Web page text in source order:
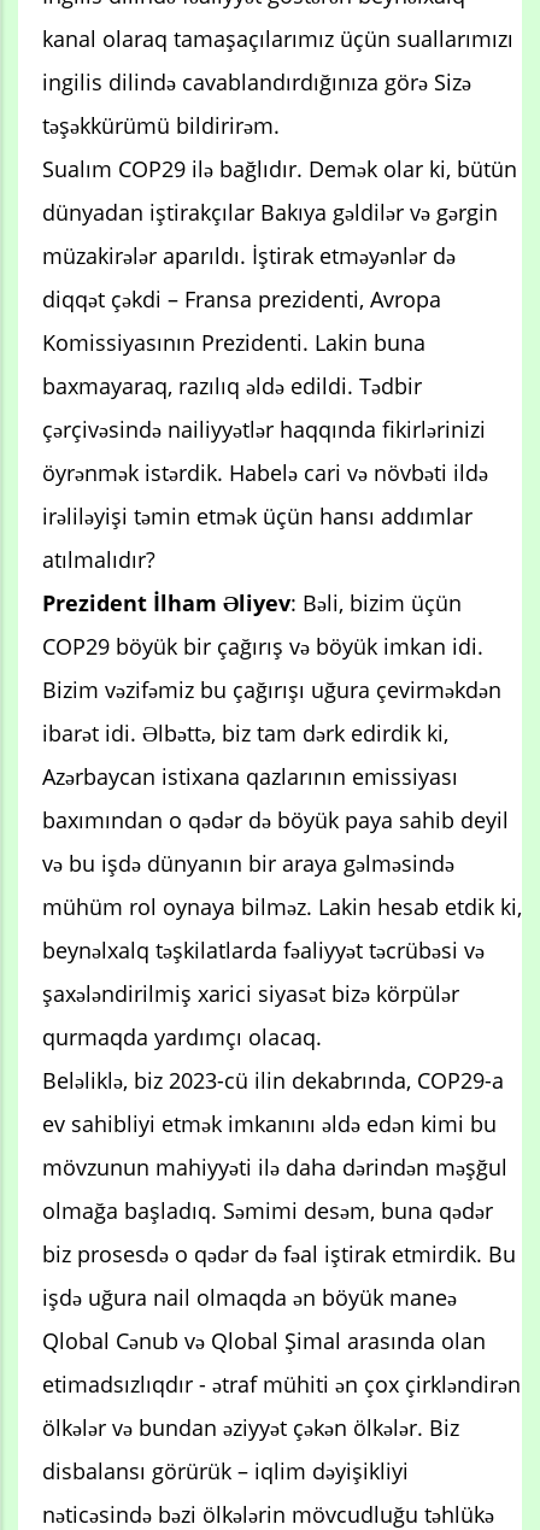
kanal olaraq tamaşaçılarımız üçün suallarımızı
ingilis dilində cavablandırdığınıza görə Sizə
təşəkkürümü bildirirəm.
Sualım COP29 ilə bağlıdır. Demək olar ki, bütün
dünyadan iştirakçılar Bakıya gəldilər və gərgin
müzakirələr aparıldı. İştirak etməyənlər də
diqqət çəkdi – Fransa prezidenti, Avropa
Komissiyasının Prezidenti. Lakin buna
baxmayaraq, razılıq əldə edildi. Tədbir
çərçivəsində nailiyyətlər haqqında fikirlərinizi
öyrənmək istərdik. Habelə cari və növbəti ildə
irəliləyişi təmin etmək üçün hansı addımlar
atılmalıdır?
Prezident İlham Əliyev: Bəli, bizim üçün
COP29 böyük bir çağırış və böyük imkan idi.
Bizim vəzifəmiz bu çağırışı uğura çevirməkdən
ibarət idi. Əlbəttə, biz tam dərk edirdik ki,
Azərbaycan istixana qazlarının emissiyası
baxımından o qədər də böyük paya sahib deyil
və bu işdə dünyanın bir araya gəlməsində
mühüm rol oynaya bilməz. Lakin hesab etdik ki,
beynəlxalq təşkilatlarda fəaliyyət təcrübəsi və
şaxələndirilmiş xarici siyasət bizə körpülər
qurmaqda yardımçı olacaq.
Beləliklə, biz 2023-cü ilin dekabrında, COP29-a
ev sahibliyi etmək imkanını əldə edən kimi bu
mövzunun mahiyyəti ilə daha dərindən məşğul
olmağa başladıq. Səmimi desəm, buna qədər
biz prosesdə o qədər də fəal iştirak etmirdik. Bu
işdə uğura nail olmaqda ən böyük maneə
Qlobal Cənub və Qlobal Şimal arasında olan
etimadsızlıqdır - ətraf mühiti ən çox çirkləndirən
ölkələr və bundan əziyyət çəkən ölkələr. Biz
disbalansı görürük – iqlim dəyişikliyi
nəticəsində bəzi ölkələrin mövcudluğu təhlükə